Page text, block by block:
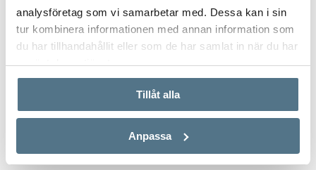
analysföretag som vi samarbetar med. Dessa kan i sin
tur kombinera informationen med annan information som
du har tillhandahållit eller som de har samlat in när du har
använt deras tjänster.
Tillåt alla
Anpassa
OM UPPLANDS VÄSBY
VISA INNEHÅLL
KARTA
VISA INNEHÅLL